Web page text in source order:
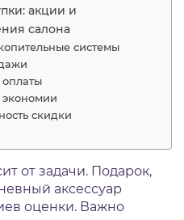
акции и
салона
системы
скидки
от задачи. Подарок,
аксессуар
оценки. Важно